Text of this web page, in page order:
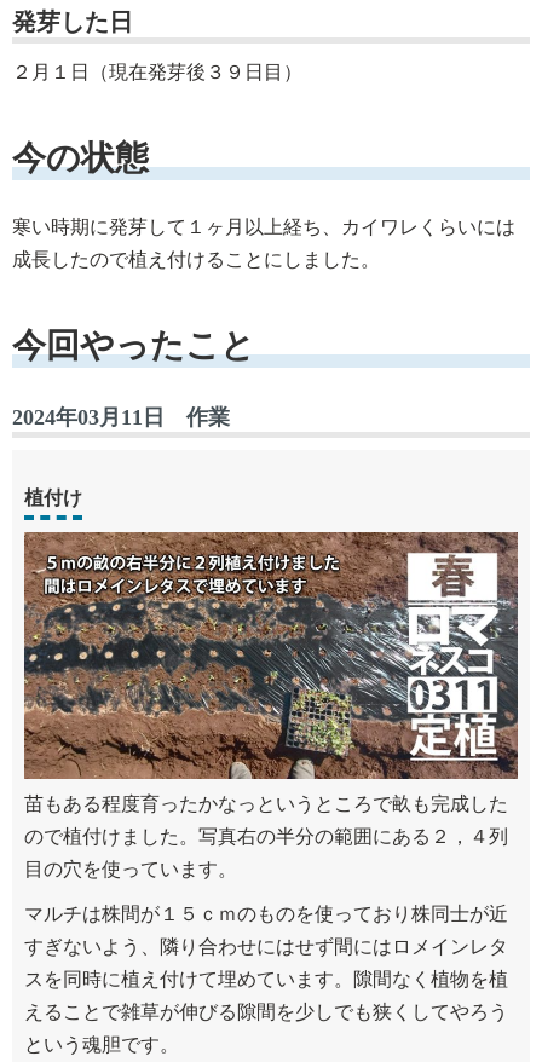
発芽した日
２月１日（現在発芽後３９日目）
今の状態
寒い時期に発芽して１ヶ月以上経ち、カイワレくらいには
成長したので植え付けることにしました。
今回やったこと
2024年03月11日 作業
植付け
苗もある程度育ったかなっというところで畝も完成した
ので植付けました。写真右の半分の範囲にある２，４列
目の穴を使っています。
マルチは株間が１５ｃｍのものを使っており株同士が近
すぎないよう、隣り合わせにはせず間にはロメインレタ
スを同時に植え付けて埋めています。隙間なく植物を植
えることで雑草が伸びる隙間を少しでも狭くしてやろう
という魂胆です。